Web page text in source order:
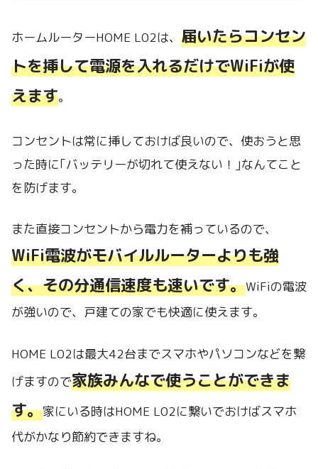
ホームルーターHOME L02は、 届いたらコンセン
トを挿して電源を入れるだけでWiFiが使
えます。
コンセントは常に挿しておけば良いので、使おうと思
った時に｢バッテリーが切れて使えない！｣なんてこと
を防げます。
また直接コンセントから電力を補っているので、
WiFi電波がモバイルルーターよりも強
く、その分通信速度も速いです。WiFiの電波
が強いので、戸建ての家でも快適に使えます。
HOME L02は最大42台までスマホやパソコンなどを繋
げますので家族みんなで使うことができま
す。家にいる時はHOME L02に繋いでおけばスマホ
代がかなり節約できますね。